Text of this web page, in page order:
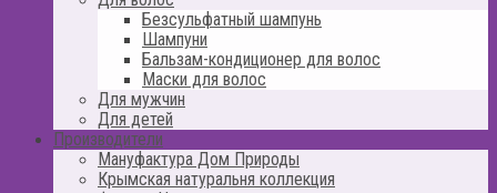
Безсульфатный шампунь
Шампуни
Бальзам-кондиционер для волос
Маски для волос
Для мужчин
Для детей
Производители
Мануфактура Дом Природы
Крымская натуральня коллекция